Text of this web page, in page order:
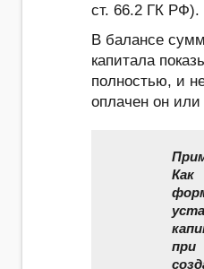
ст. 66.2 ГК РФ).
В балансе
капитала
полностью, и
оплачен он или
Как
при